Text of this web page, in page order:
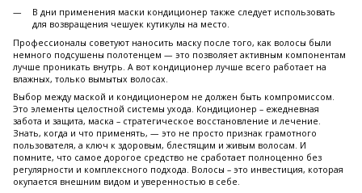
В дни применения маски кондиционер также следует использовать
для возвращения чешуек кутикулы на место.
Профессионалы советуют наносить маску после того, как волосы были
немного подсушены полотенцем — это позволяет активным компонентам
лучше проникать внутрь. А вот кондиционер лучше всего работает на
влажных, только вымытых волосах.
Выбор между маской и кондиционером не должен быть компромиссом.
Это элементы целостной системы ухода. Кондиционер – ежедневная
забота и защита, маска – стратегическое восстановление и лечение.
Знать, когда и что применять, — это не просто признак грамотного
пользователя, а ключ к здоровым, блестящим и живым волосам. И
помните, что самое дорогое средство не сработает полноценно без
регулярности и комплексного подхода. Волосы – это инвестиция, которая
окупается внешним видом и уверенностью в себе.